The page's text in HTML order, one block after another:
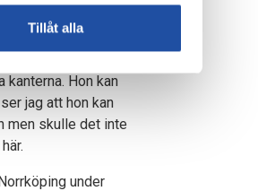
Tillåt alla
Hon kan
jag att hon kan
men skulle det inte
under